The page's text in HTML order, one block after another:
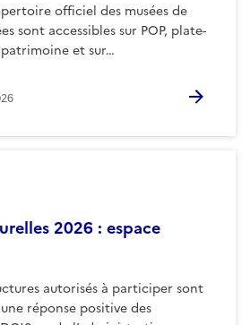
officiel des musées de
sont accessibles sur POP, plate-
et sur…
2026 : espace
autorisés à participer sont
réponse positive des